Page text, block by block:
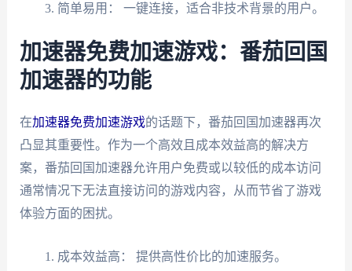
简单易用： 一键连接，适合非技术背景的用户。
加速器免费加速游戏：番茄回国
加速器的功能
在加速器免费加速游戏的话题下，番茄回国加速器再次
凸显其重要性。作为一个高效且成本效益高的解决方
案，番茄回国加速器允许用户免费或以较低的成本访问
通常情况下无法直接访问的游戏内容，从而节省了游戏
体验方面的困扰。
成本效益高： 提供高性价比的加速服务。